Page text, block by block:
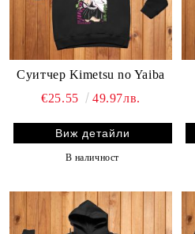
Суитчер Kimetsu no Yaiba
€25.55
49.97лв.
Виж детайли
В наличност